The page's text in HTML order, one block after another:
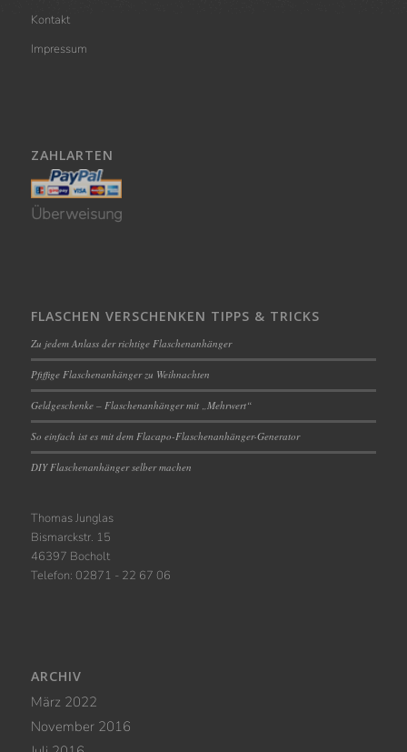
Kontakt
Impressum
ZAHLARTEN
Überweisung
FLASCHEN VERSCHENKEN TIPPS & TRICKS
Zu jedem Anlass der richtige Flaschenanhänger
Pfiffige Flaschenanhänger zu Weihnachten
Geldgeschenke – Flaschenanhänger mit „Mehrwert“
So einfach ist es mit dem Flacapo-Flaschenanhänger-Generator
DIY Flaschenanhänger selber machen
Thomas Junglas
Bismarckstr. 15
46397 Bocholt
Telefon: 02871 - 22 67 06
ARCHIV
März 2022
November 2016